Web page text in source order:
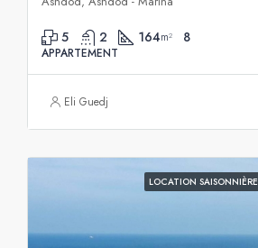
5 2 164m² 8
APPARTEMENT
Eli Guedj
LOCATION SAISONNIÈRE